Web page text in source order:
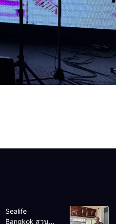
Sealife
Bangkok สวน